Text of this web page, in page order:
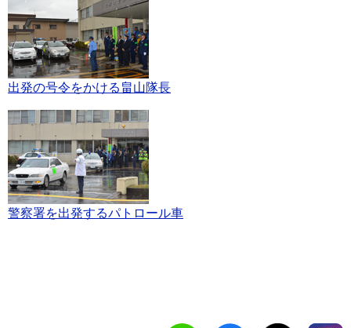
出発の号令をかける畠山隊長
警察署を出発するパトロール車